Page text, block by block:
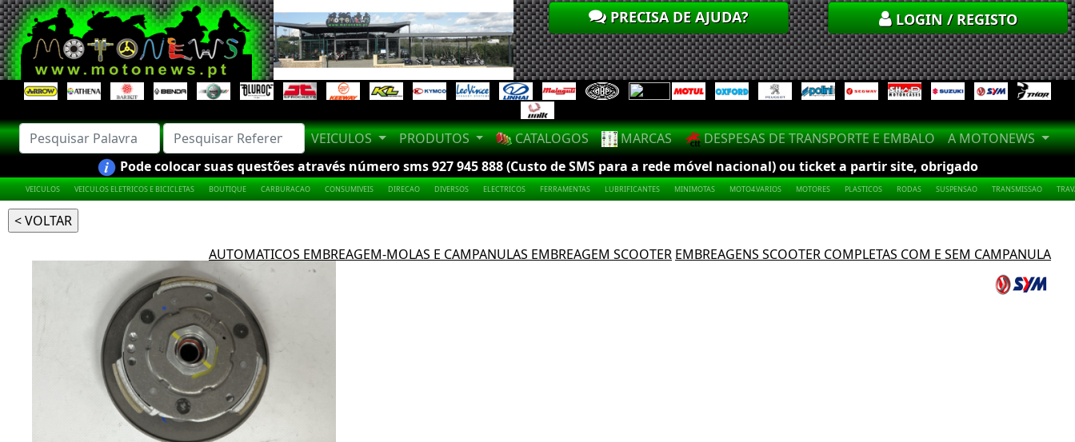
PRECISA DE AJUDA? LOGIN / REGISTO
VEICULOS PRODUTOS CATALOGOS MARCAS DESPESAS DE TRANSPORTE E EMBALO
A MOTONEWS
Pode colocar suas questões através número sms 927 945 888 (Custo de SMS para a rede móvel nacional) ou ticket a partir site, obrigado
VEICULOS VEICULOS ELETRICOS E BICICLETAS BOUTIQUE CARBURACAO CONSUMIVEIS DIRECAO DIVERSOS ELECTRICOS FERRAMENTAS LUBRIFICANTES MINIMOTAS MOTO4.VARIOS MOTORES PLASTICOS RODAS SUSPENSAO TRANSMISSAO
AUTOMATICOS EMBREAGEM-MOLAS E CAMPANULAS EMBREAGEM SCOOTER EMBREAGENS SCOOTER COMPLETAS COM E SEM CAMPANULA